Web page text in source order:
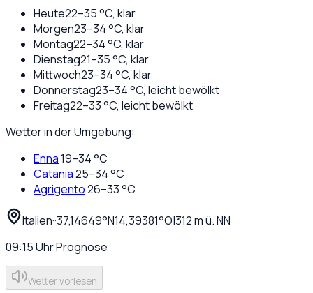
Heute22–35°C, klar
Morgen23–34°C, klar
Montag22–34°C, klar
Dienstag21–35°C, klar
Mittwoch23–34°C, klar
Donnerstag23–34°C, leicht bewölkt
Freitag22–33°C, leicht bewölkt
Wetter in der Umgebung:
Enna19–34°C
Catania25–34°C
Agrigento26–33°C
Italien··37,14649°N14,39381°O|312m ü. NN
09:15UhrPrognose
Wetter vorlesen